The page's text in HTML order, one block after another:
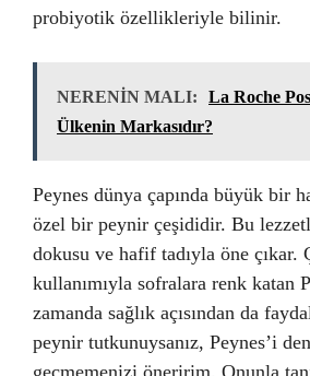
probiyotik özellikleriyle bilinir.
NERENİN MALI:
La Roche
Ülkenin Markasıdır?
Peynes dünya çapında büyük bir
özel bir peynir çeşididir. Bu
dokusu ve hafif tadıyla öne çıkar.
kullanımıyla sofralara renk katan
zamanda sağlık açısından da
peynir tutkunuysanız, Peynes’i
geçmemenizi öneririm. Onunla